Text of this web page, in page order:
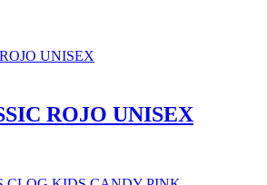
ROJO UNISEX